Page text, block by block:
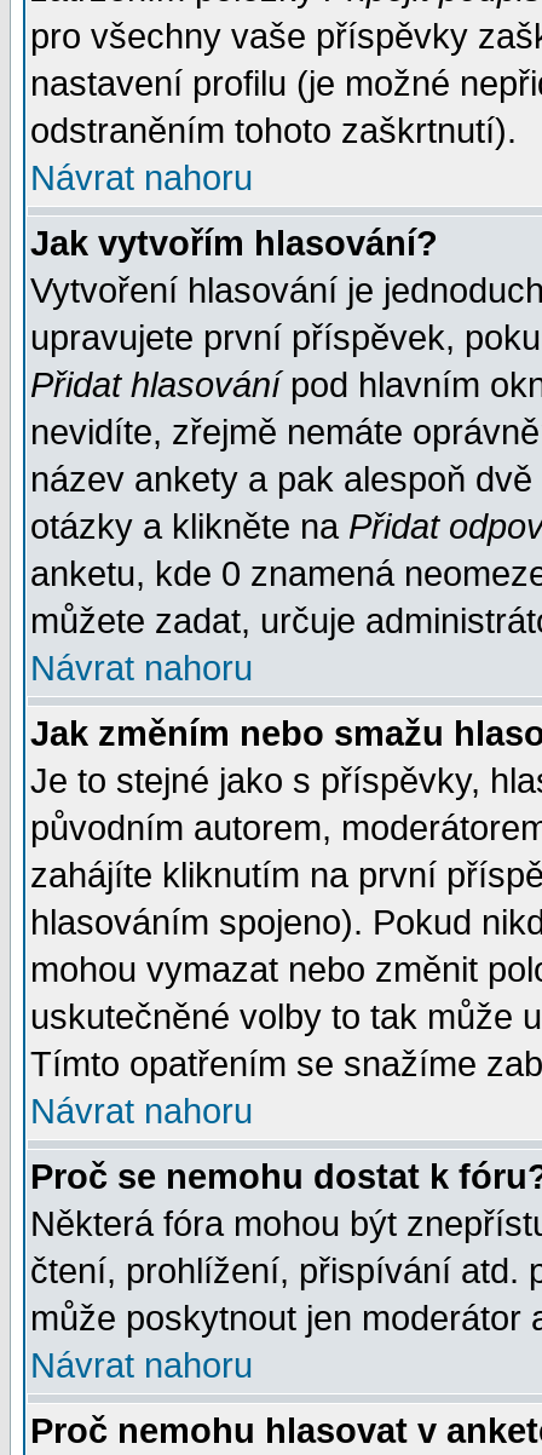
pro všechny vaše příspěvky
nastavení profilu (je možné
odstraněním tohoto zaškrtnutí).
Návrat nahoru
Jak vytvořím hlasování?
Vytvoření hlasování je
upravujete první příspěvek,
Přidat hlasovánípod hlavním
nevidíte, zřejmě nemáte
název ankety a pak alespoň
otázky a klikněte na Přidat
anketu, kde 0 znamená
můžete zadat, určuje
Návrat nahoru
Jak změním nebo smažu
Je to stejné jako s příspěvky,
původním autorem,
zahájíte kliknutím na první
hlasováním spojeno). Pokud
mohou vymazat nebo změnit
uskutečněné volby to tak může
Tímto opatřením se snažíme
Návrat nahoru
Proč se nemohu dostat k
Některá fóra mohou být
čtení, prohlížení, přispívání atd.
může poskytnout jen moderátor
Návrat nahoru
Proč nemohu hlasovat v